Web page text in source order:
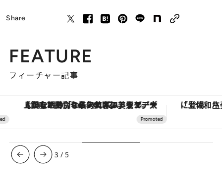
Share
FEATURE
フィーチャー記事
【銀座で出合う最旬美容】美髪ケアや上質な眠り…セルフケアのアップデートから、特別な名入れギフトまで。大人のための「ReFa GINZA」クルーズ
3 / 5